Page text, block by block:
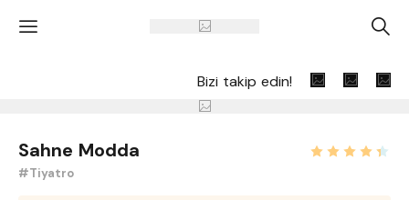
' A
Bizi takip edin!
Sahne Modda
#Tiyatro